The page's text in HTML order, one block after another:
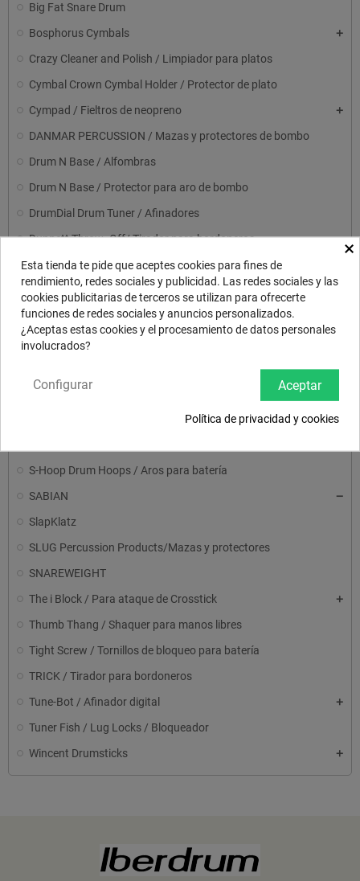
Big Fat Snare Drum
Bosphorus Cymbals
Crazy Cleaner and Polish / Limpiador para platos
Cymbal Crown Cymbal Holder / Protector de plato
Cympad / Fieltros de neopreno
DANMAR PERCUSSION / Mazas y protectores de bombo
Drum N Base / Alfombras
Drum N Base / Protector para aro de bombo
DrumDial Drum Tuner / Afinadores
Dunnett Throw- Off/ Tirador para bordoneros
EARPLUGS 2.1/ PROTECTOR/TAPONES
FAT CAT Snappy Snares / Bordoneros
Jinglemute/ Pandereta mini para baquetas
KICKER 2.0 Muffler / Apagador para bombo
Libros/Métodos para batería
LITTLE BOOTY SHAKERS SNARE/ Ajuste y mayor sustain
S-Hoop Drum Hoops / Aros para batería
SABIAN
SlapKlatz
SLUG Percussion Products/Mazas y protectores
SNAREWEIGHT
The i Block / Para ataque de Crosstick
Thumb Thang / Shaquer para manos libres
Tight Screw / Tornillos de bloqueo para batería
TRICK / Tirador para bordoneros
Tune-Bot / Afinador digital
Tuner Fish / Lug Locks / Bloqueador
Wincent Drumsticks
×
Esta tienda te pide que aceptes cookies para fines de
rendimiento, redes sociales y publicidad. Las redes sociales y las
cookies publicitarias de terceros se utilizan para ofrecerte
funciones de redes sociales y anuncios personalizados.
¿Aceptas estas cookies y el procesamiento de datos personales
involucrados?
Aceptar
Configurar
Política de privacidad y cookies